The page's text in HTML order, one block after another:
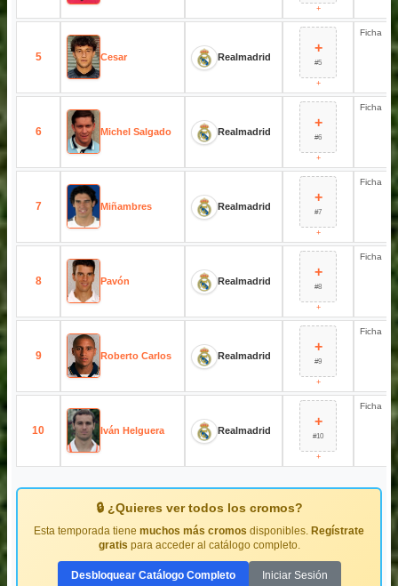
+
5 Cesar Realmadrid
+
#5
+
Ficha
6 Michel Salgado Realmadrid
+
#6
+
Ficha
7 Miñambres Realmadrid
+
#7
+
Ficha
8 Pavón Realmadrid
+
#8
+
Ficha
9 Roberto Carlos Realmadrid
+
#9
+
Ficha
10 Iván Helguera Realmadrid
+
#10
+
Ficha
🔒 ¿Quieres ver todos los cromos?
Esta temporada tiene muchos más cromos disponibles. Regístrate
gratis para acceder al catálogo completo.
Desbloquear Catálogo Completo Iniciar Sesión